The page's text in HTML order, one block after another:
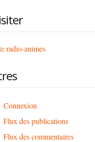
radio-animes
Connexion
Flux des publications
Flux des commentaires